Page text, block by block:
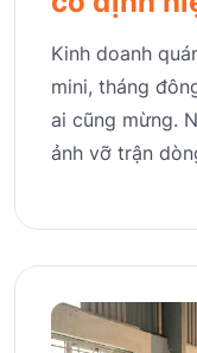
Kinh doanh
mini, tháng
ai cũng mừng.
ảnh vỡ trận